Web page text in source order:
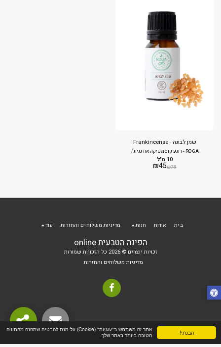
הבנתי!
אתר זה משתמש ב"עוגיות" (Cookie) על-מנת להבטיח שתהנה מהחוויה
הטובה ביותר באתר שלך.
שמן לבונה - Frankincense
ROGA - רוגע קוסמטיקה אורגנית /
10 מ"ל
₪78
₪45
הפינה הטבעית online
זכויות יוצרים © 2026 כל הזכויות שמורות
מדיניות משלוחים והחזרות
בית אודות חנות מדיניות משלוחים והחזרות עוד